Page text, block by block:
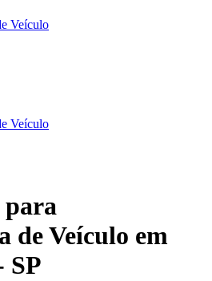
Veículo
Veículo
para
de Veículo em
SP